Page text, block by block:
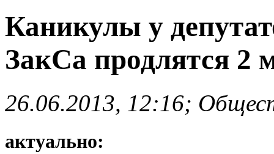
Каникулы у
ЗакСа продлятся 2
26.06.2013, 12:16;
актуально: